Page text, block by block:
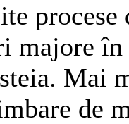
procese
majore
Mai
de